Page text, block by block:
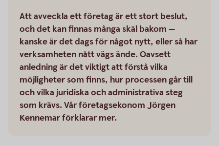
Att avveckla ett företag är ett stort beslut,
och det kan finnas många skäl bakom —
kanske är det dags för något nytt, eller så har
verksamheten nått vägs ände. Oavsett
anledning är det viktigt att förstå vilka
möjligheter som finns, hur processen går till
och vilka juridiska och administrativa steg
som krävs. Vår företagsekonom Jörgen
Kennemar förklarar mer.